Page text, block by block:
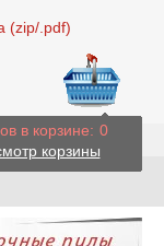
(zip/.pdf)
в корзине: 0
корзины